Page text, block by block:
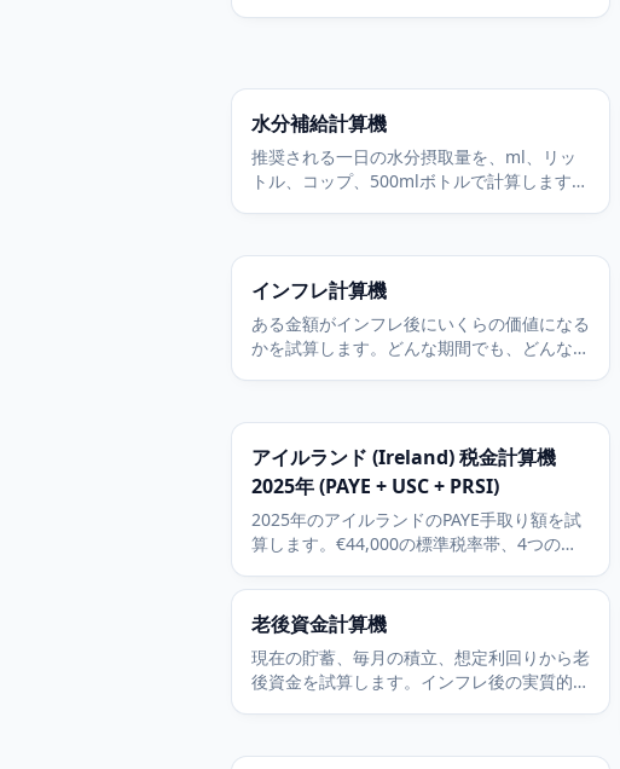
水分補給計算機
推奨される一日の水分摂取量を、ml、リッ
トル、コップ、500mlボトルで計算します。
インフレ計算機
ある金額がインフレ後にいくらの価値になる
かを試算します。どんな期間でも、どんなイ
アイルランド (Ireland) 税金計算機
2025年 (PAYE + USC + PRSI)
2025年のアイルランドのPAYE手取り額を試
算します。€44,000の標準税率帯、4つの
A、税額控除を含みます。
老後資金計算機
現在の貯蓄、毎月の積立、想定利回りから老
後資金を試算します。インフレ後の実質的な